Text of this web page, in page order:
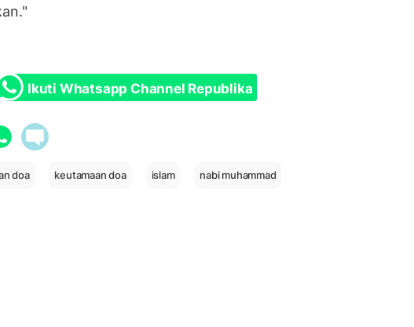
Ikuti Whatsapp Channel Republika
doa keutamaan doa islam nabi muhammad